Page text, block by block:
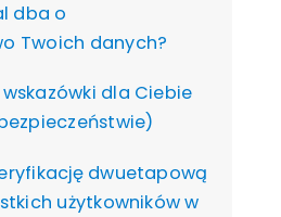
dba o
Twoich danych?
dla Ciebie
dwuetapową
użytkowników w